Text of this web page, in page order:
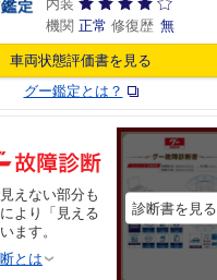
内装
機関 正常 修復歴 無
車両状態評価書を見る
グー鑑定とは？
えない部分も
より「見える
ます。
とは
診断書を見る